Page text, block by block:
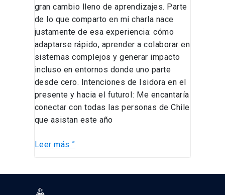
gran cambio lleno de aprendizajes. Parte
de lo que comparto en mi charla nace
justamente de esa experiencia: cómo
adaptarse rápido, aprender a colaborar en
sistemas complejos y generar impacto
incluso en entornos donde uno parte
desde cero. Intenciones de Isidora en el
presente y hacia el futuroI: Me encantaría
conectar con todas las personas de Chile
que asistan este año
Leer más ”